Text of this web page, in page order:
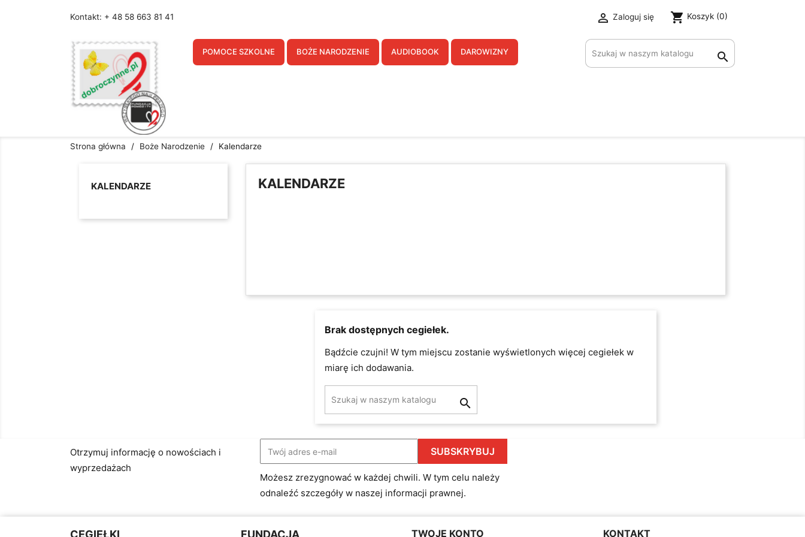
Kontakt: + 48 58 663 81 41  Zaloguj się shopping_cart Koszyk (0)
POMOCE SZKOLNE BOŻE NARODZENIE AUDIOBOOK DAROWIZNY 
Strona główna Boże Narodzenie Kalendarze
KALENDARZE KALENDARZE
Brak dostępnych cegiełek.
Bądźcie czujni! W tym miejscu zostanie wyświetlonych więcej cegiełek w
miarę ich dodawania.

Otrzymuj informację o nowościach i
wyprzedażach
Możesz zrezygnować w każdej chwili. W tym celu należy
odnaleźć szczegóły w naszej informacji prawnej.
TWOJE KONTO KONTAKT